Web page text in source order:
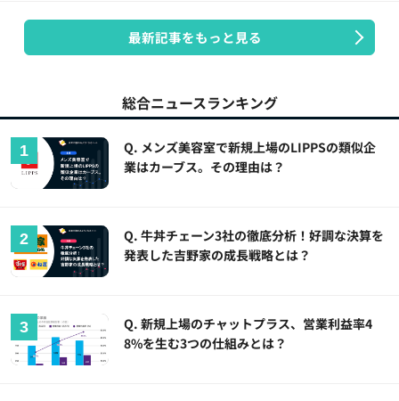
最新記事をもっと見る
総合ニュースランキング
Q. メンズ美容室で新規上場のLIPPSの類似企
業はカーブス。その理由は？
Q. 牛丼チェーン3社の徹底分析！好調な決算を
発表した吉野家の成長戦略とは？
Q. 新規上場のチャットプラス、営業利益率4
8%を生む3つの仕組みとは？